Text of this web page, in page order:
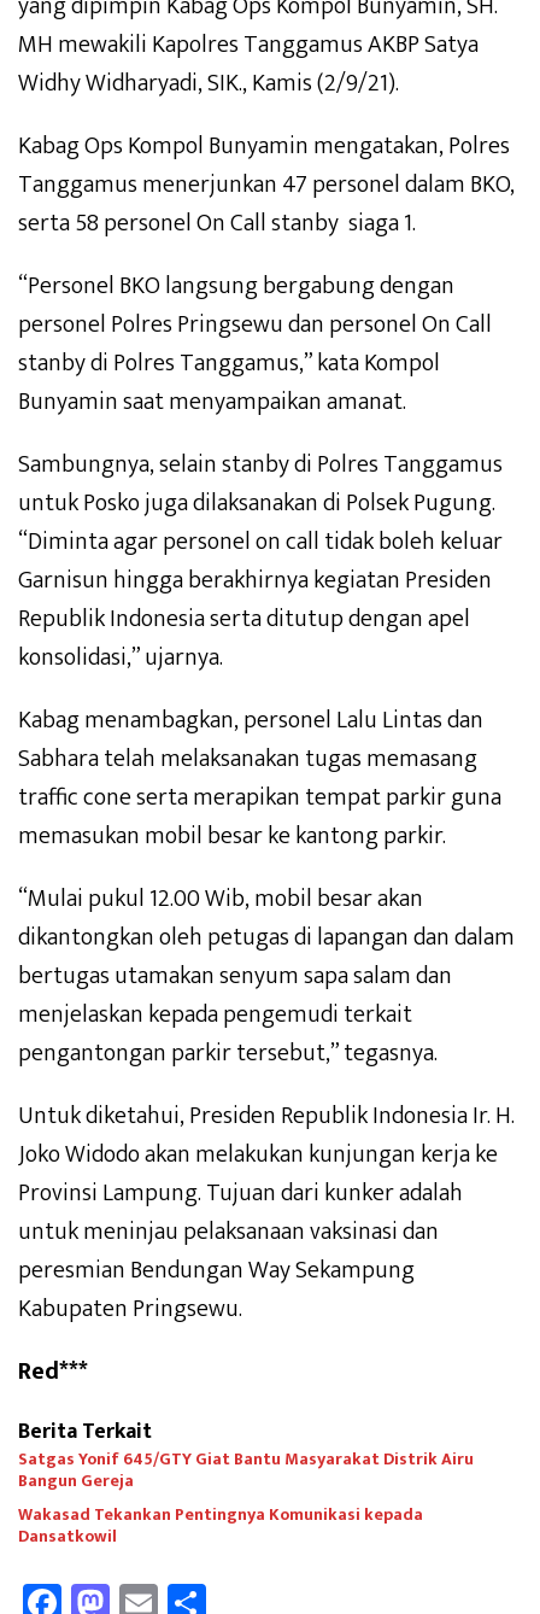
MH mewakili Kapolres Tanggamus AKBP Satya
Widhy Widharyadi, SIK., Kamis (2/9/21).
Kabag Ops Kompol Bunyamin mengatakan, Polres
Tanggamus menerjunkan 47 personel dalam BKO,
serta 58 personel On Call stanby siaga 1.
“Personel BKO langsung bergabung dengan
personel Polres Pringsewu dan personel On Call
stanby di Polres Tanggamus,” kata Kompol
Bunyamin saat menyampaikan amanat.
Sambungnya, selain stanby di Polres Tanggamus
untuk Posko juga dilaksanakan di Polsek Pugung.
“Diminta agar personel on call tidak boleh keluar
Garnisun hingga berakhirnya kegiatan Presiden
Republik Indonesia serta ditutup dengan apel
konsolidasi,” ujarnya.
Kabag menambagkan, personel Lalu Lintas dan
Sabhara telah melaksanakan tugas memasang
traffic cone serta merapikan tempat parkir guna
memasukan mobil besar ke kantong parkir.
“Mulai pukul 12.00 Wib, mobil besar akan
dikantongkan oleh petugas di lapangan dan dalam
bertugas utamakan senyum sapa salam dan
menjelaskan kepada pengemudi terkait
pengantongan parkir tersebut,” tegasnya.
Untuk diketahui, Presiden Republik Indonesia Ir. H.
Joko Widodo akan melakukan kunjungan kerja ke
Provinsi Lampung. Tujuan dari kunker adalah
untuk meninjau pelaksanaan vaksinasi dan
peresmian Bendungan Way Sekampung
Kabupaten Pringsewu.
Red***
Berita Terkait
Satgas Yonif 645/GTY Giat Bantu Masyarakat Distrik Airu
Bangun Gereja ‎
Wakasad Tekankan Pentingnya Komunikasi kepada
Dansatkowil